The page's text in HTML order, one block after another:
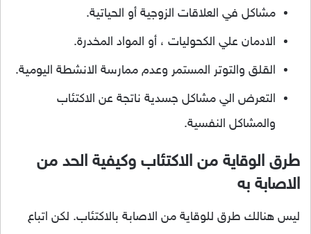
مشاكل في العلاقات الزوجية أو الحياتية.
الادمان علي الكحوليات ، أو المواد المخدرة.
القلق والتوتر المستمر وعدم ممارسة الانشطة اليومية.
التعرض الي مشاكل جسدية ناتجة عن الاكتئاب
والمشاكل النفسية.
طرق الوقاية من الاكتئاب وكيفية الحد من
الاصابة به
ليس هنالك طرق للوقاية من الاصابة بالاكتئاب. لكن اتباع